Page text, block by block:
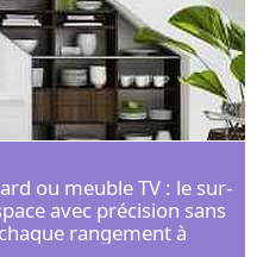
ou meuble TV : le sur-
avec précision sans
rangement à